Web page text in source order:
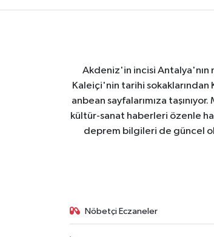
Akdeniz'in incisi Antalya'nın
Kaleiçi'nin tarihi
anbean sayfalarımıza
kültür-sanat haberleri özenle
deprem bilgileri de güncel
Nöbetçi Eczaneler